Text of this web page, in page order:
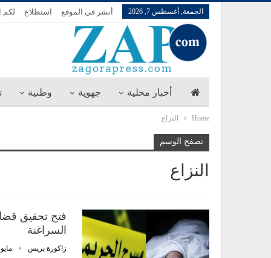
الجمعة, أغسطس 7, 2026 أنشر في الموقع استطلاع لكم
أخبار محلية جهوية وطنية
Home النزاع
تصفح الوسم
النزاع
فتح تحقيق
السراغنة
زاكورة بريس مايو 13,